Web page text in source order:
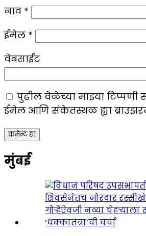
नाव *
ईमेल *
वेबसाईट
पुढील वेळेच्या माझ्या टिप्पणी
ईमेल आणि संकेतस्थळ ह्या
मुंबई